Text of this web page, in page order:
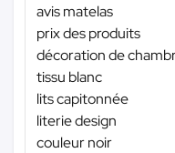
avis matelas
prix des produits
décoration de
tissu blanc
lits capitonnée
literie design
couleur noir